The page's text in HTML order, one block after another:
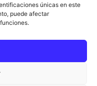
únicas en este
puede afectar